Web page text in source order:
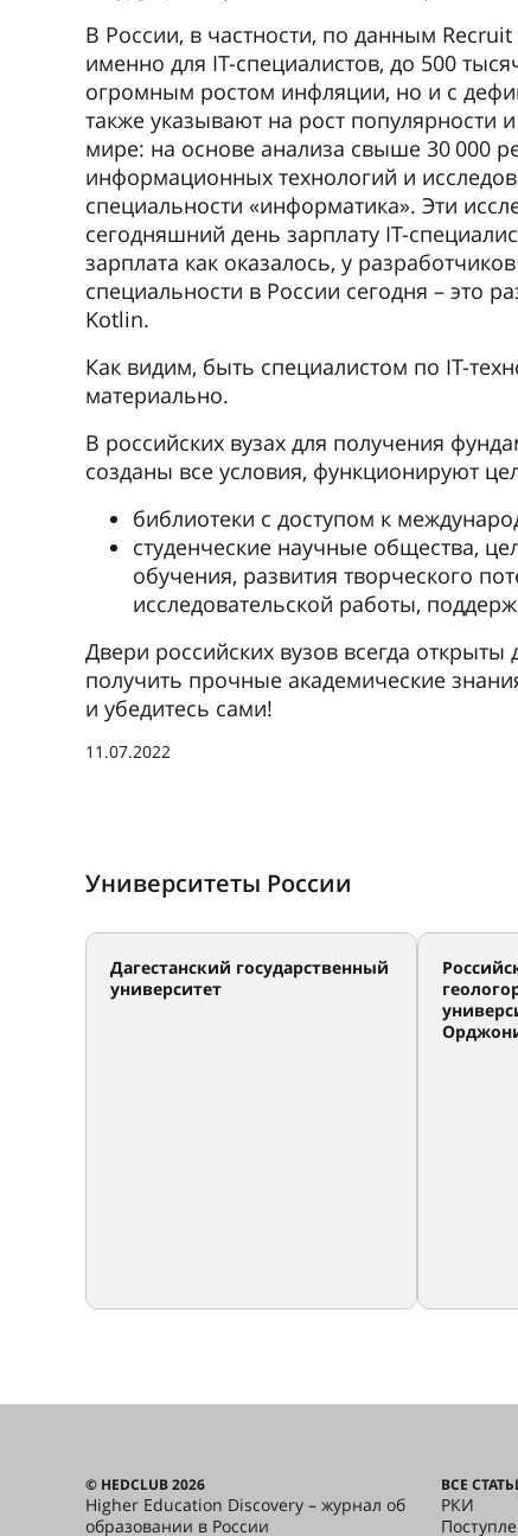
В России, в частности, по данным
именно для IT-специалистов, до 500
огромным ростом инфляции, но и с
также указывают на рост популярности
мире: на основе анализа свыше 30 000
информационных технологий и
специальности «информатика». Эти
сегодняшний день зарплату IT-
зарплата как оказалось, у
специальности в России сегодня – это
Kotlin.
Как видим, быть специалистом по IT-
материально.
В российских вузах для получения
созданы все условия, функционируют
библиотеки с доступом к
студенческие научные общества,
обучения, развития творческого
исследовательской работы,
Двери российских вузов всегда
получить прочные академические
и убедитесь сами!
11.07.2022
Университеты России
Дагестанский государственный
университет
© HEDCLUB 2026
Higher Education Discovery – журнал об
образовании в России
ВСЕ
РКИ